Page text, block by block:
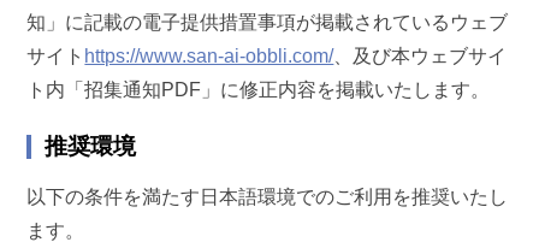
知」に記載の電子提供措置事項が掲載されているウェブ
サイト https://www.san-ai-obbli.com/、及び本ウェブサイ
ト内「招集通知PDF」に修正内容を掲載いたします。
推奨環境
以下の条件を満たす日本語環境でのご利用を推奨いたし
ます。